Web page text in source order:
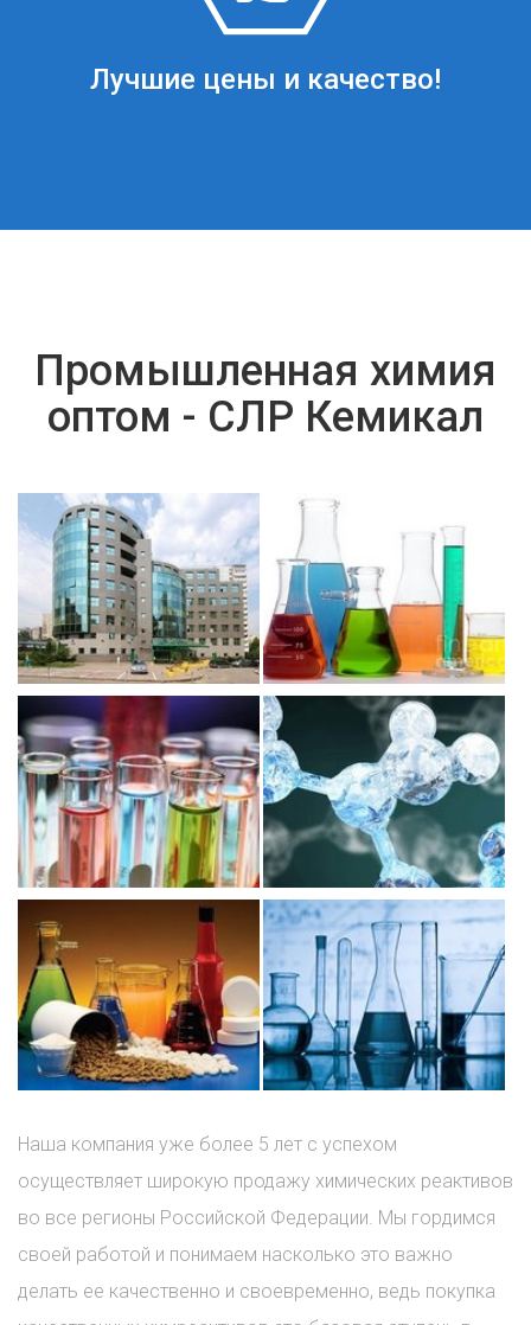
Лучшие цены и качество!
Промышленная химия
оптом - СЛР Кемикал
Наша компания уже более 5 лет с успехом
осуществляет широкую продажу химических реактивов
во все регионы Российской Федерации. Мы гордимся
своей работой и понимаем насколько это важно
делать ее качественно и своевременно, ведь покупка